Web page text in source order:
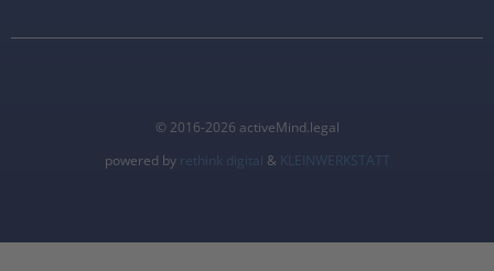
© 2016-2026 activeMind.legal
powered by rethink digital & KLEINWERKSTATT